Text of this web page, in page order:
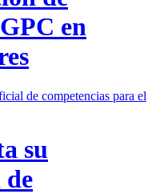
en
su